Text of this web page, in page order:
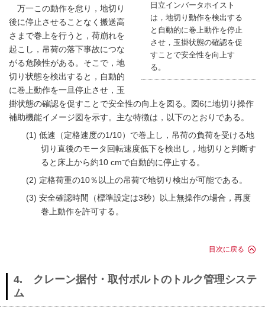
日立インバータホイスト
は，地切り動作を検出する
と自動的に巻上動作を停止
させ，玉掛状態の確認を促
すことで安全性を向上す
る。
万一この動作を怠り，地切り
後に停止させることなく搬送高
さまで巻上を行うと，荷崩れを
起こし，吊荷の落下事故につな
がる危険性がある。そこで，地
切り状態を検出すると，自動的
に巻上動作を一旦停止させ，玉
掛状態の確認を促すことで安全性の向上を図る。 図6に地切り操作
補助機能イメージ図を示す。主な特徴は，以下のとおりである。
低速（定格速度の1/10）で巻上し，吊荷の負荷を受ける地
切り直後のモータ回転速度低下を検出し，地切りと判断す
ると床上から約10 cmで自動的に停止する。
定格荷重の10％以上の吊荷で地切り検出が可能である。
安全確認時間（標準設定は3秒）以上無操作の場合，再度
巻上動作を許可する。
目次に戻る
4. クレーン据付・取付ボルトのトルク管理システ
ム